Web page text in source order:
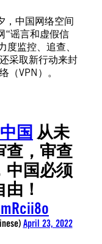
，中国网络空间
“谣言和虚假信
度监控、追查、
采取新行动来封
（VPN）。
国 从未
查，审查
中国必须
！
April 23, 2022